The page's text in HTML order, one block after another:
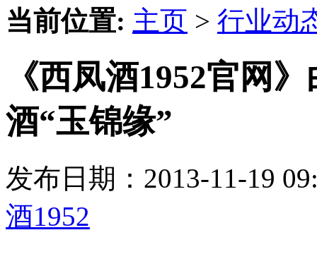
当前位置: 主页 > 行业动
《西凤酒1952官网
酒“玉锦缘”
发布日期：2013-11-19
酒1952